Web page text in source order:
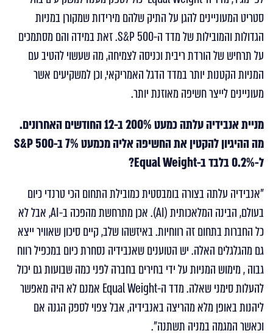
סטריט המעוניינים להגן על התיק שלהם מירידות שמקורן במניות
הגדולות והמובילות של מדד ה-S&P 500. זאת במידה והם מסתמכים
על תרחיש של הורדת ריבית וכניסה לצמיחה, מה שעשוי להטיב עם
המניות הקטנות יותר במדד הדגל האמריקאי, וכן למשקיעים אשר
מעוניינים לייצר חשיפה מאוזנת יותר.
מניית אנבידיה עלתה כמעט 200% ב-12 החודשים האחרונים.
מה ההיגיון להקטין את החשיפה אליה מכמעט 7% ב-
S&P 500
ל-0.2% בלבד ב-
Equal Weight
?
"אנבידיה עלתה בצורה בומבסטית כמובילת התחום הכי טרנדי כיום
בעולם, הבינה המלאכותית (AI). אכן מתרחשת מהפכה ב-AI, אבל לא
כל החברות בתחום זה רווחיות. באיזשהו שלב, קיים סיכון שאוויר ייצא
גם מהגלגלים האלה. יש הטוענים שאנבידיה נסחרת כיום במכפיל רווח
גבוה , מימוש המניות על ידי בחירים בחברה לפני כמה שבועות גם יכול
להעלות סימני שאלה. מדד ה-Equal Weight אמנם לא היה מאפשר
ליהנות באופן מלא מהריצה באנבידיה, אבל צפוי לספק הגנה אם
וכאשר המגמה במניה תשתנה".